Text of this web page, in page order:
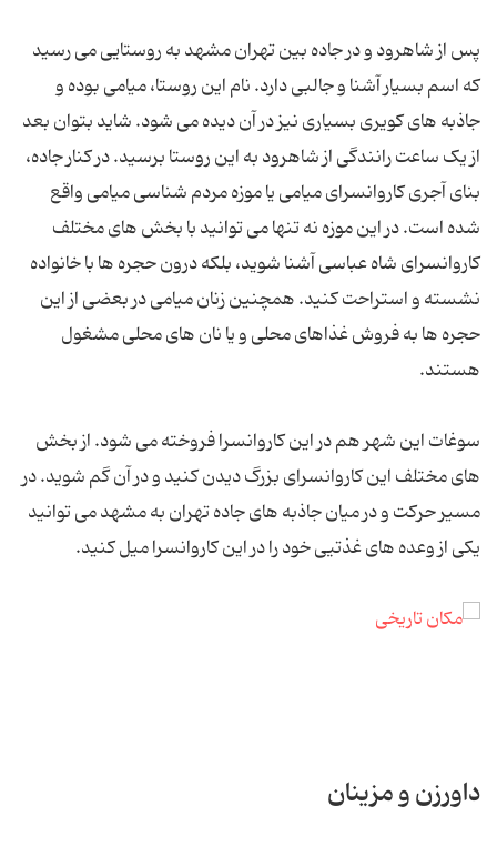
پس از شاهرود و در جاده بین تهران مشهد به روستایی می رسید
که اسم بسیار آشنا و جالبی دارد. نام این روستا، میامی بوده و
جاذبه های کویری بسیاری نیز در آن دیده می شود. شاید بتوان بعد
از یک ساعت رانندگی از شاهرود به این روستا برسید. در کنار جاده،
بنای آجری کاروانسرای میامی یا موزه مردم شناسی میامی واقع
شده است. در این موزه نه تنها می توانید با بخش های مختلف
کاروانسرای شاه عباسی آشنا شوید، بلکه درون حجره ها با خانواده
نشسته و استراحت کنید. همچنین زنان میامی در بعضی از این
حجره ها به فروش غذاهای محلی و یا نان های محلی مشغول
هستند.
سوغات این شهر هم در این کاروانسرا فروخته می شود. از بخش
های مختلف این کاروانسرای بزرگ دیدن کنید و در آن گم شوید. در
مسیر حرکت و در میان جاذبه های جاده تهران به مشهد می توانید
یکی از وعده های غذتیی خود را در این کاروانسرا میل کنید.
داورزن و مزینان